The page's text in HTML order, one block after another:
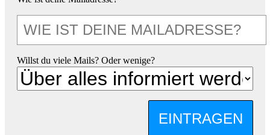
Willst du viele Mails? Oder wenige?
EINTRAGEN